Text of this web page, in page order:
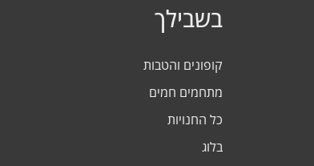
בשבילך
קופונים והטבות
מתחמים חמים
כל החנויות
בלוג